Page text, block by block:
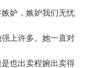
妒，嫉妒我们无忧
上许多。她一直对
也出卖程婉出卖得